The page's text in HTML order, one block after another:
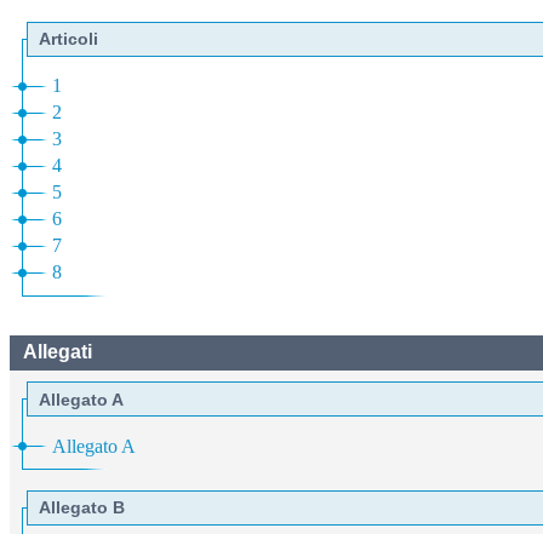
Articoli
1
2
3
4
5
6
7
8
Allegati
Allegato A
Allegato A
Allegato B